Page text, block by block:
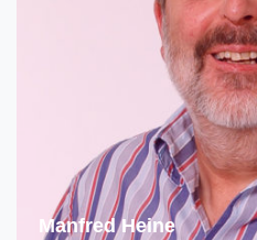
Manfred Heine